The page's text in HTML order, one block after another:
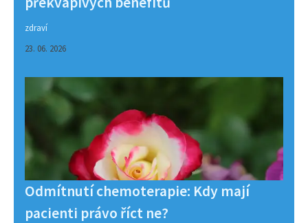
zdraví
23. 06. 2026
Odmítnutí chemoterapie: Kdy mají
pacienti právo říct ne?